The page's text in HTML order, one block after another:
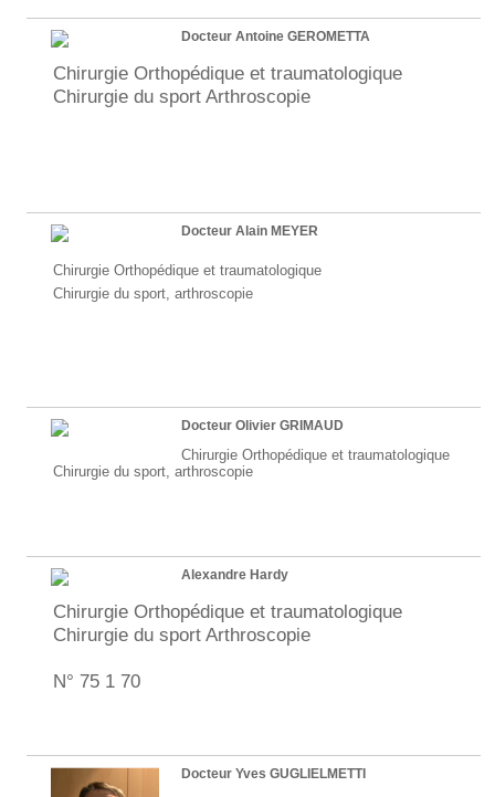
Docteur Antoine GEROMETTA
Chirurgie Orthopédique et traumatologique
Chirurgie du sport Arthroscopie
Docteur Alain MEYER
Chirurgie Orthopédique et traumatologique
Chirurgie du sport, arthroscopie
Docteur Olivier GRIMAUD
Chirurgie Orthopédique et traumatologique
Chirurgie du sport, arthroscopie
Alexandre Hardy
Chirurgie Orthopédique et traumatologique
Chirurgie du sport Arthroscopie
N° 75 1 70
Docteur Yves GUGLIELMETTI